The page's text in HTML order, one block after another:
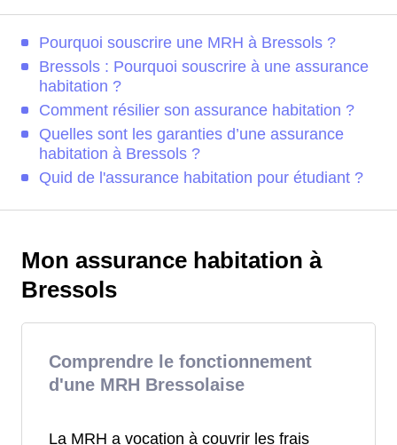
Pourquoi souscrire une MRH à Bressols ?
Bressols : Pourquoi souscrire à une assurance
habitation ?
Comment résilier son assurance habitation ?
Quelles sont les garanties d’une assurance
habitation à Bressols ?
Quid de l'assurance habitation pour étudiant ?
Mon assurance habitation à
Bressols
Comprendre le fonctionnement
d'une MRH Bressolaise
La MRH a vocation à couvrir les frais